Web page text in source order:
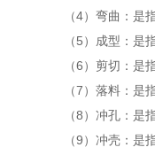
（4）弯曲：是
（5）成型：是
（6）剪切：是
（7）落料：是
（8）冲孔：是
（9）冲壳：是